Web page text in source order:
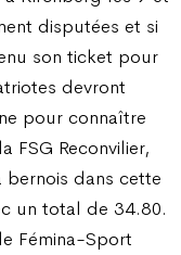
disputées et si
son ticket pour
devront
pour connaître
FSG Reconvilier,
dans cette
un total de 34.80.
Fémina-Sport